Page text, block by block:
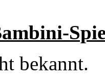
bekannt.